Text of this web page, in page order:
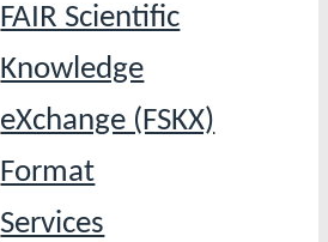
FAIR Scientific
Knowledge
eXchange (FSKX)
Format
Services